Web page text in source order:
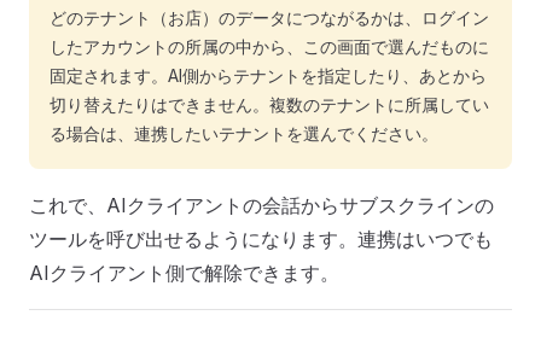
どのテナント（お店）のデータにつながるかは、ログイン
したアカウントの所属の中から、この画面で選んだものに
固定されます。AI側からテナントを指定したり、あとから
切り替えたりはできません。複数のテナントに所属してい
る場合は、連携したいテナントを選んでください。
これで、AIクライアントの会話からサブスクラインの
ツールを呼び出せるようになります。連携はいつでも
AIクライアント側で解除できます。